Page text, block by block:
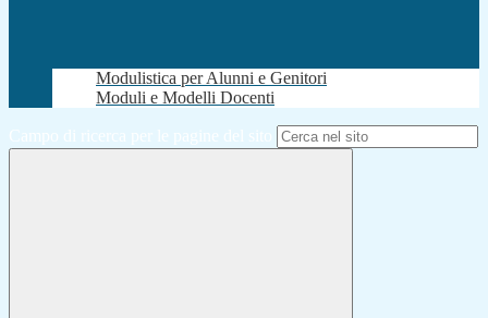
Modulistica per Alunni e Genitori
Moduli e Modelli Docenti
Campo di ricerca per le pagine del sito